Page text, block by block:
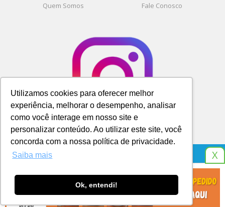
Utilizamos cookies para oferecer melhor
experiência, melhorar o desempenho, analisar
como você interage em nosso site e
personalizar conteúdo. Ao utilizar este site, você
concorda com a nossa política de privacidade.
Saiba mais
Ok, entendi!
X
Quem Somos
Fale Conosco
© SITE DA GRANJA. TELEFONE E WHATSAPP 9 8266 8541